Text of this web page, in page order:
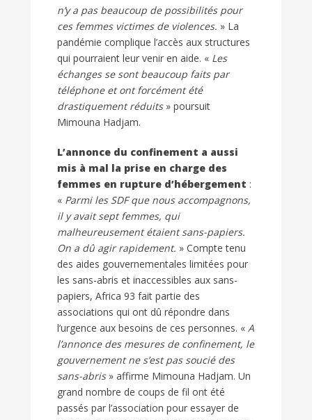
n’y a pas beaucoup de possibilités pour
ces femmes victimes de violences. » La
pandémie complique l’accès aux structures
qui pourraient leur venir en aide. « Les
échanges se sont beaucoup faits par
téléphone et ont forcément été
drastiquement réduits» poursuit
Mimouna Hadjam.
L’annonce du confinement a aussi
mis à mal la prise en charge des
femmes en rupture d’hébergement :
« Parmi les SDF que nous accompagnons,
il y avait sept femmes, qui
malheureusement étaient sans-papiers.
On a dû agir rapidement. » Compte tenu
des aides gouvernementales limitées pour
les sans-abris et inaccessibles aux sans-
papiers, Africa 93 fait partie des
associations qui ont dû répondre dans
l’urgence aux besoins de ces personnes. « A
l’annonce des mesures de confinement, le
gouvernement ne s’est pas soucié des
sans-abris» affirme Mimouna Hadjam. Un
grand nombre de coups de fil ont été
passés par l’association pour essayer de